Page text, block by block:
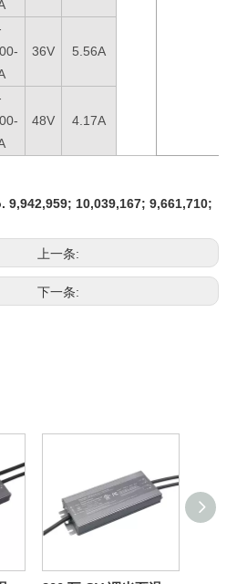
36V 5.56A
48V 4.17A
9,942,959; 10,039,167; 9,661,710;
上一条:
下一条: